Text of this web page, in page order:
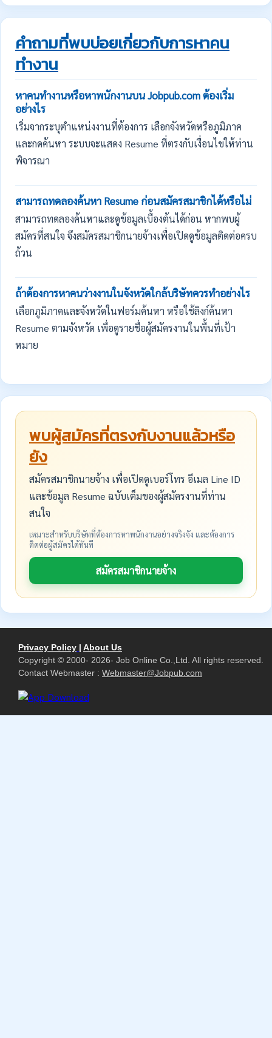
คำถามที่พบบ่อยเกี่ยวกับการหาคน
ทำงาน
หาคนทำงานหรือหาพนักงานบน Jobpub.com ต้องเริ่ม
อย่างไร
เริ่มจากระบุตำแหน่งงานที่ต้องการ เลือกจังหวัดหรือภูมิภาค
และกดค้นหา ระบบจะแสดง Resume ที่ตรงกับเงื่อนไขให้ท่าน
พิจารณา
สามารถทดลองค้นหา Resume ก่อนสมัครสมาชิกได้หรือไม่
สามารถทดลองค้นหาและดูข้อมูลเบื้องต้นได้ก่อน หากพบผู้
สมัครที่สนใจ จึงสมัครสมาชิกนายจ้างเพื่อเปิดดูข้อมูลติดต่อครบ
ถ้วน
ถ้าต้องการหาคนว่างงานในจังหวัดใกล้บริษัทควรทำอย่างไร
เลือกภูมิภาคและจังหวัดในฟอร์มค้นหา หรือใช้ลิงก์ค้นหา
Resume ตามจังหวัด เพื่อดูรายชื่อผู้สมัครงานในพื้นที่เป้า
หมาย
พบผู้สมัครที่ตรงกับงานแล้วหรือ
ยัง
สมัครสมาชิกนายจ้าง เพื่อเปิดดูเบอร์โทร อีเมล Line ID
และข้อมูล Resume ฉบับเต็มของผู้สมัครงานที่ท่าน
สนใจ
เหมาะสำหรับบริษัทที่ต้องการหาพนักงานอย่างจริงจัง และต้องการ
ติดต่อผู้สมัครได้ทันที
สมัครสมาชิกนายจ้าง
Privacy Policy | About Us
Copyright © 2000- 2026- Job Online Co.,Ltd. All rights reserved.
Contact Webmaster : Webmaster@Jobpub.com